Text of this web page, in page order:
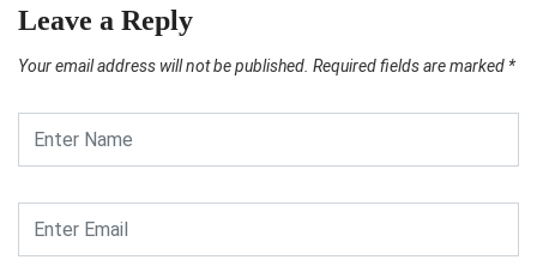
Leave a Reply
Your email address will not be published. Required fields are marked *